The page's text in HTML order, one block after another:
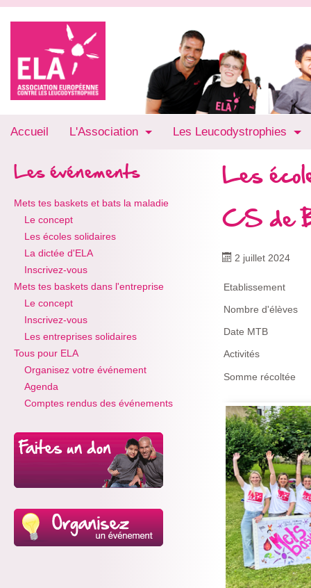
Accueil L'Association Les Leucodystrophies
Les événements
Mets tes baskets et bats la maladie
Le concept
Les écoles solidaires
La dictée d'ELA
Inscrivez-vous
Mets tes baskets dans l'entreprise
Le concept
Inscrivez-vous
Les entreprises solidaires
Tous pour ELA
Organisez votre événement
Agenda
Comptes rendus des événements
Les
CS de
2 juillet 2024
Etablissement
Nombre d'élèves
Date MTB
Activités
Somme récoltée